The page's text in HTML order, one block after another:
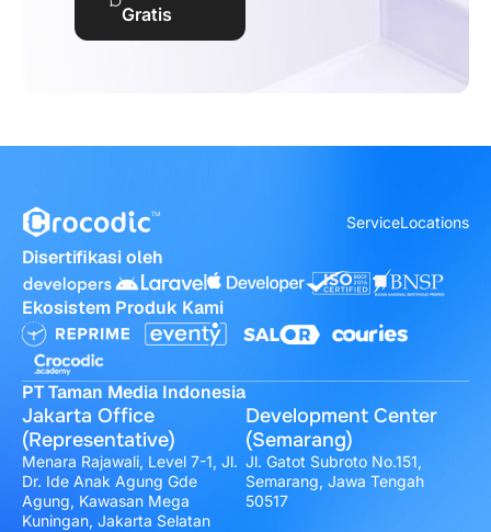
Gratis
ServiceLocations
Disertifikasi oleh
Ekosistem Produk Kami
PT Taman Media Indonesia
Jakarta Office
(Representative)
Menara Rajawali, Level 7-1, Jl.
Dr. Ide Anak Agung Gde
Agung, Kawasan Mega
Kuningan, Jakarta Selatan
Development Center
(Semarang)
Jl. Gatot Subroto No.151,
Semarang, Jawa Tengah
50517